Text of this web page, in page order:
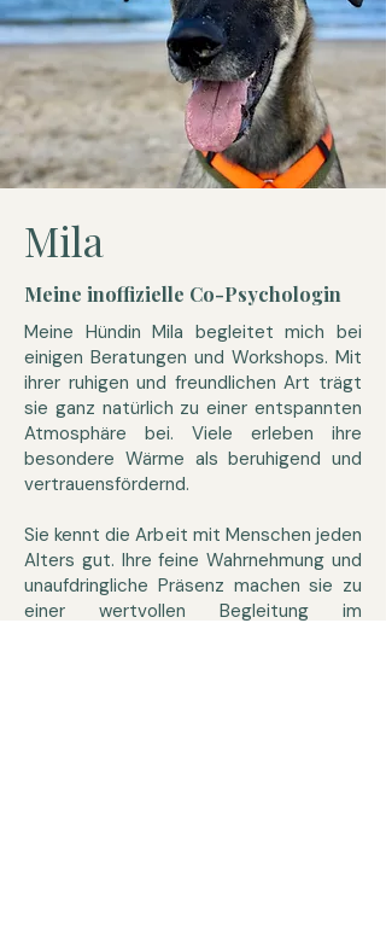
Mila
Meine inoffizielle Co-Psychologin
Meine Hündin Mila begleitet mich bei
einigen Beratungen und Workshops. Mit
ihrer ruhigen und freundlichen Art trägt
sie ganz natürlich zu einer entspannten
Atmosphäre bei. Viele erleben ihre
besondere Wärme als beruhigend und
vertrauensfördernd.
Sie kennt die Arbeit mit Menschen jeden
Alters gut. Ihre feine Wahrnehmung und
unaufdringliche Präsenz machen sie zu
einer wertvollen Begleitung im